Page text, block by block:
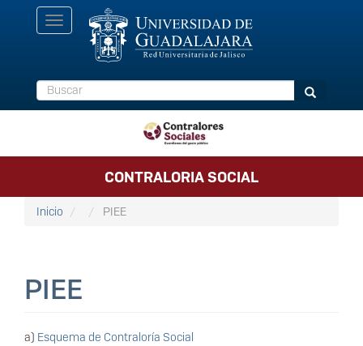
Toggle
navigation
Buscar Buscar
CONTRALORIA SOCIAL
Inicio PIEE
PIEE
a) Esquema de Contraloría Social